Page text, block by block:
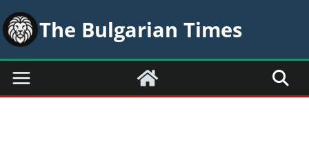
Skip
to
content
The Bulgarian Times